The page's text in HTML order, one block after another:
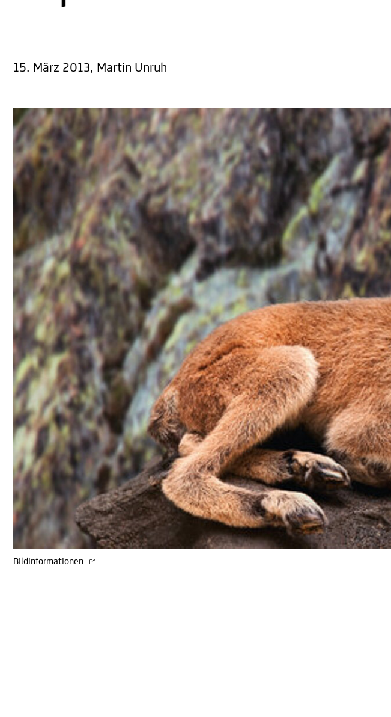
15. März 2013, Martin Unruh
Bildinformationen